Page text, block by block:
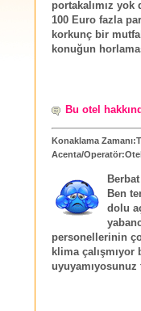
portakalımız
100 Euro fazla
korkunç bir
konuğun
Bu otel
Konaklama
Acenta/
Berbat
Ben
dolu
personellerinin
klima